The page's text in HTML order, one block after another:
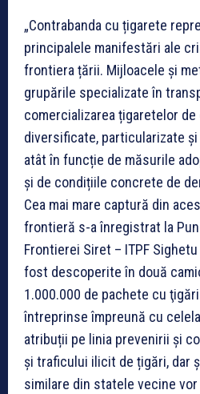
„Contrabanda cu țigarete
principalele manifestări ale
frontiera țării. Mijloacele și
grupările specializate în
comercializarea țigaretelor
diversificate, particularizate
atât în funcție de măsurile
și de condițiile concrete de
Cea mai mare captură din
frontieră s-a înregistrat la
Frontierei Siret – ITPF
fost descoperite în două
1.000.000 de pachete cu
întreprinse împreună cu
atribuții pe linia prevenirii și
și traficului ilicit de țigări, dar
similare din statele vecine vor